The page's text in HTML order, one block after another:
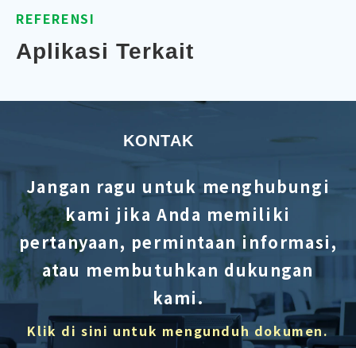
REFERENSI
Aplikasi Terkait
KONTAK
Jangan ragu untuk menghubungi
kami jika Anda memiliki
pertanyaan, permintaan informasi,
atau membutuhkan dukungan
kami.
Klik di sini untuk mengunduh dokumen.